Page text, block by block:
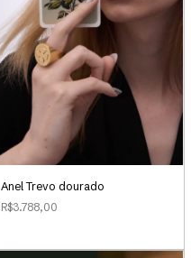
Anel Trevo dourado
R$3.788,00